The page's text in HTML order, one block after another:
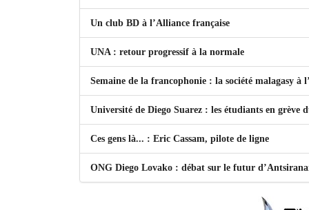
Un club BD à l’Alliance française
UNA : retour progressif à la normale
Semaine de la francophonie : la société malagasy à
Université de Diego Suarez : les étudiants en grève
Ces gens là... : Eric Cassam, pilote de ligne
ONG Diego Lovako : débat sur le futur